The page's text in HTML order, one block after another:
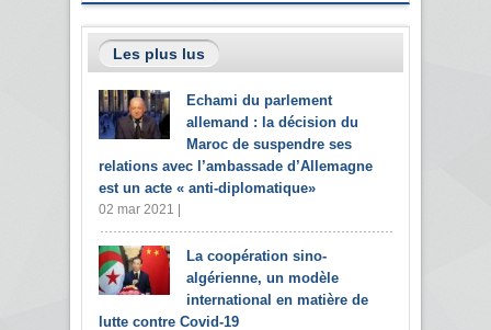
Les plus lus
Echami du parlement
allemand : la décision du
Maroc de suspendre ses
relations avec l’ambassade d’Allemagne
est un acte « anti-diplomatique»
02 mar 2021 |
La coopération sino-
algérienne, un modèle
international en matière de
lutte contre Covid-19